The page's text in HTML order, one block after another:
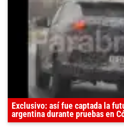
Exclusivo: así fue captada la
argentina durante pruebas en